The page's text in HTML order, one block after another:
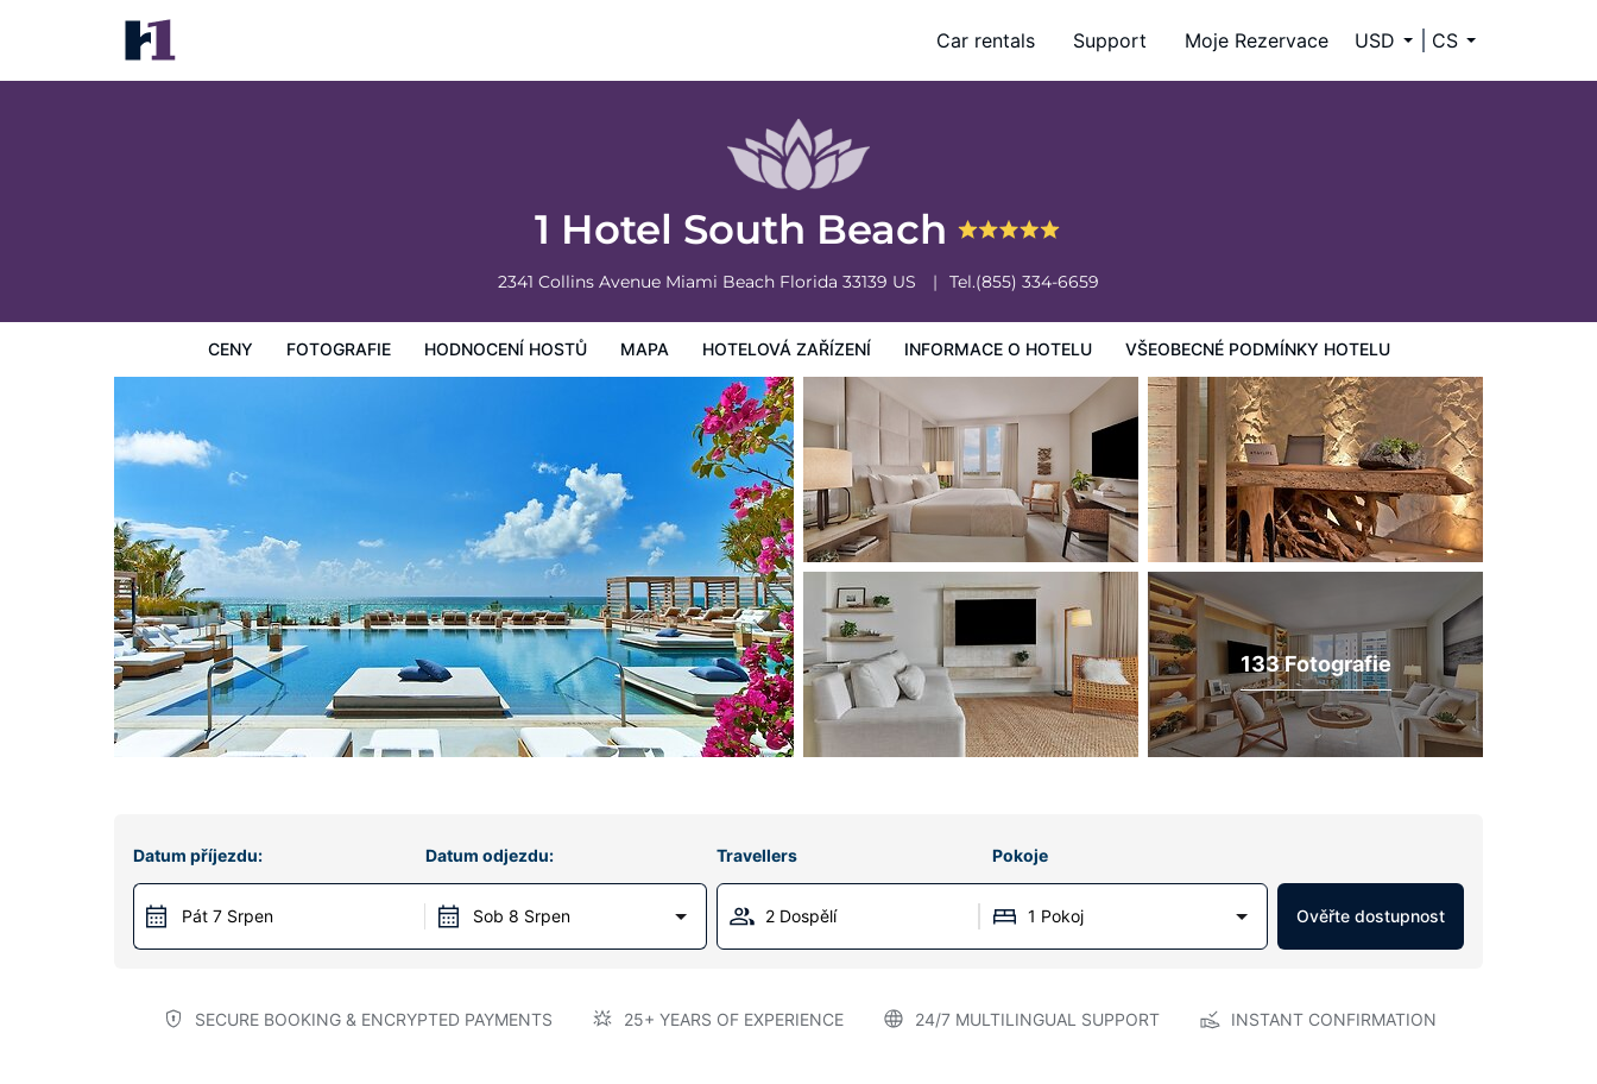
Car rentals Support Moje Rezervace USD CS
1 Hotel South Beach
2341 Collins Avenue Miami Beach Florida 33139 US Tel.(855) 334-6659
CENY FOTOGRAFIE HODNOCENÍ HOSTŮ MAPA HOTELOVÁ ZAŘÍZENÍ INFORMACE O HOTELU VŠEOBECNÉ PODMÍNKY HOTELU
1 Hotel South Beach
Ceny Fotografie Všeobecné podmínky hotelu
133 Fotografie
Datum příjezdu:
Pát 7 Srpen
Datum odjezdu:
Sob 8 Srpen
Travellers Pokoje
2 Dospělí 1 Pokoj Ověřte dostupnost
SECURE BOOKING & ENCRYPTED PAYMENTS 25+ YEARS OF EXPERIENCE 24/7 MULTILINGUAL SUPPORT INSTANT CONFIRMATION